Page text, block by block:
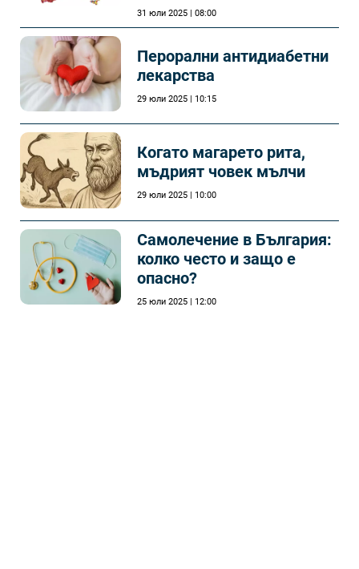
31 юли 2025 | 08:00
Перорални антидиабетни
лекарства
29 юли 2025 | 10:15
Когато магарето рита,
мъдрият човек мълчи
29 юли 2025 | 10:00
Самолечeние в България:
колко често и защо е
опасно?
25 юли 2025 | 12:00